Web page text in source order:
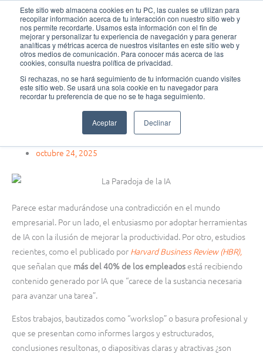
Este sitio web almacena cookies en tu PC, las cuales se utilizan para
recopilar información acerca de tu interacción con nuestro sitio web y
nos permite recordarte. Usamos esta información con el fin de
mejorar y personalizar tu experiencia de navegación y para generar
analíticas y métricas acerca de nuestros visitantes en este sitio web y
otros medios de comunicación. Para conocer más acerca de las
cookies, consulta nuestra política de privacidad.
Si rechazas, no se hará seguimiento de tu información cuando visites
este sitio web. Se usará una sola cookie en tu navegador para
recordar tu preferencia de que no se te haga seguimiento.
Aceptar Declinar
contenido
Fundación Actívate
Pensamiento crítico
productivos y acabar trabajando el doble?
octubre 24, 2025
Parece estar madurándose una contradicción en el mundo
empresarial. Por un lado, el entusiasmo por adoptar herramientas
de IA con la ilusión de mejorar la productividad. Por otro, estudios
recientes, como el publicado por Harvard Business Review (HBR),
que señalan que más del 40% de los empleadosestá recibiendo
contenido generado por IA que “carece de la sustancia necesaria
para avanzar una tarea”.
Estos trabajos, bautizados como “workslop” o basura profesional y
que se presentan como informes largos y estructurados,
conclusiones resultonas, o diapositivas claras y atractivas ¿son